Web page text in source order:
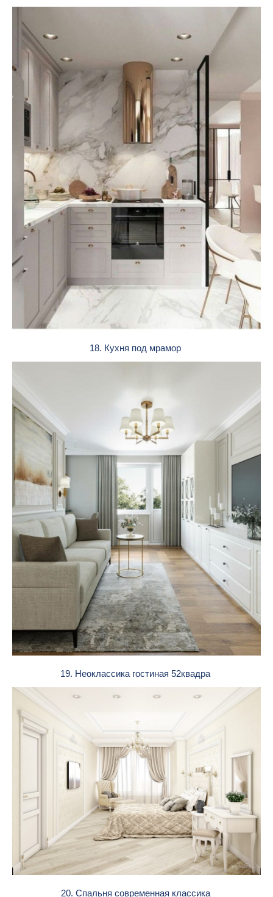
18. Кухня под мрамор
19. Неоклассика гостиная 52квадра
20. Спальня современная классика